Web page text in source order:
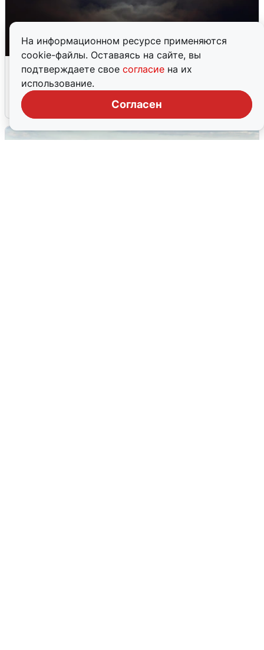
На информационном ресурсе применяются
cookie-файлы. Оставаясь на сайте, вы
подтверждаете свое согласие на их
использование.
Согласен
Взрывы в Воронеже после сигнала
тревоги
5 августа